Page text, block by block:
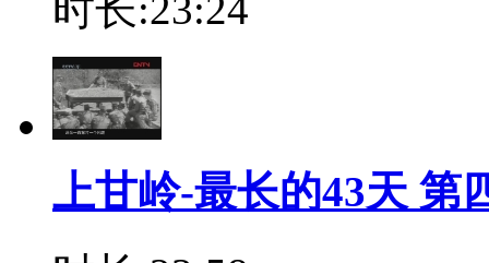
上甘岭-最长的43天 第